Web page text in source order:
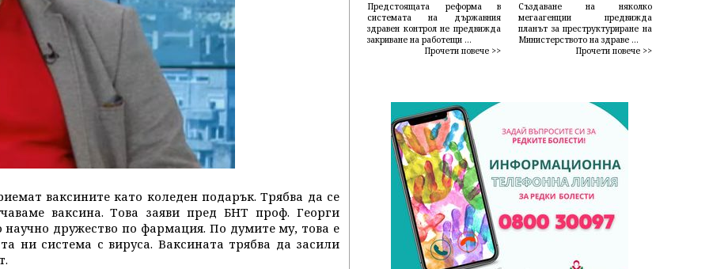
ваксините като коледен подарък. Трябва да се
ваксина. Това заяви пред БНТ проф. Георги
дружество по фармация. По думите му, това е
ни система с вируса. Ваксината трябва да засили
Предстоящата реформа в
системата на държавния
здравен контрол не предвижда
закриване на работещи ...
Прочети повече >>
Създаване на няколко
мегаагенции предвижда
планът за преструктуриране на
Министерството на здраве ...
Прочети повече >>